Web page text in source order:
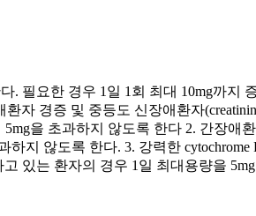
필요한 경우 1일 1회 최대 10mg까지
자 경증 및 중등도 신장애환자
5mg을 초과하지 않도록 한다 2. 간장
지 않도록 한다. 3. 강력한
있는 환자의 경우 1일 최대용량을